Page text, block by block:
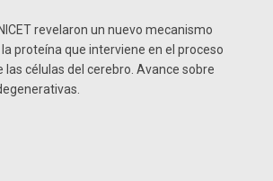
revelaron un nuevo mecanismo
proteína que interviene en el proceso
células del cerebro. Avance sobre